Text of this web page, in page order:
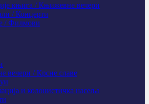
књига / Књижевне вечери
/ Концерти
/ Филмови
вечери / Крсне славе
и колонистичка насеља